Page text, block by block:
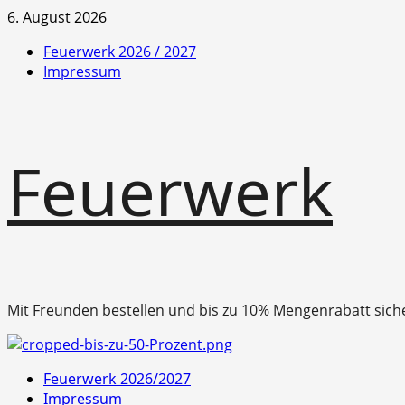
Zum
springen
6. August 2026
Feuerwerk 2026 / 2027
Impressum
Feuerwerk
Mit Freunden bestellen und bis zu 10% Mengenrabatt
Primäres
Menü
Feuerwerk 2026/2027
Impressum